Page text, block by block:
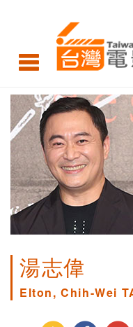
湯志偉
Elton, Chih-Wei